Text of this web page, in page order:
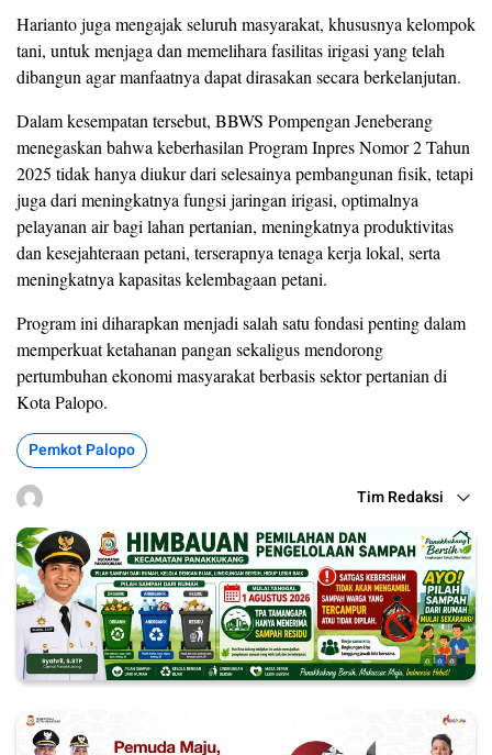
Harianto juga mengajak seluruh masyarakat, khususnya kelompok
tani, untuk menjaga dan memelihara fasilitas irigasi yang telah
dibangun agar manfaatnya dapat dirasakan secara berkelanjutan.
Dalam kesempatan tersebut, BBWS Pompengan Jeneberang
menegaskan bahwa keberhasilan Program Inpres Nomor 2 Tahun
2025 tidak hanya diukur dari selesainya pembangunan fisik, tetapi
juga dari meningkatnya fungsi jaringan irigasi, optimalnya
pelayanan air bagi lahan pertanian, meningkatnya produktivitas
dan kesejahteraan petani, terserapnya tenaga kerja lokal, serta
meningkatnya kapasitas kelembagaan petani.
Program ini diharapkan menjadi salah satu fondasi penting dalam
memperkuat ketahanan pangan sekaligus mendorong
pertumbuhan ekonomi masyarakat berbasis sektor pertanian di
Kota Palopo.
Pemkot Palopo
Tim Redaksi